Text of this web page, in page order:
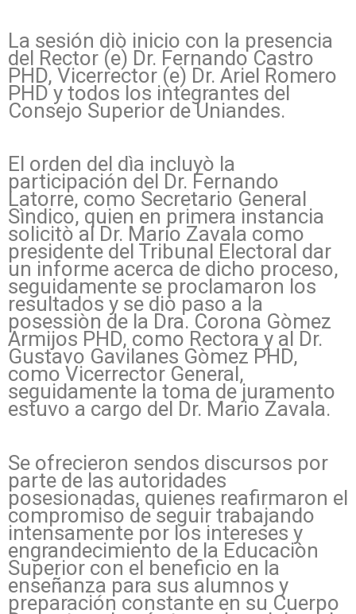
La sesión diò inicio con la presencia
del Rector (e) Dr. Fernando Castro
PHD, Vicerrector (e) Dr. Ariel Romero
PHD y todos los integrantes del
Consejo Superior de Uniandes.
El orden del dìa incluyò la
participación del Dr. Fernando
Latorre, como Secretario General
Sìndico, quien en primera instancia
solicitò al Dr. Mario Zavala como
presidente del Tribunal Electoral dar
un informe acerca de dicho proceso,
seguidamente se proclamaron los
resultados y se diò paso a la
posessiòn de la Dra. Corona Gòmez
Armijos PHD, como Rectora y al Dr.
Gustavo Gavilanes Gòmez PHD,
como Vicerrector General,
seguidamente la toma de juramento
estuvo a cargo del Dr. Mario Zavala.
Se ofrecieron sendos discursos por
parte de las autoridades
posesionadas, quienes reafirmaron el
compromiso de seguir trabajando
intensamente por los intereses y
engrandecimiento de la Educaciòn
Superior con el beneficio en la
enseñanza para sus alumnos y
preparación constante en su Cuerpo